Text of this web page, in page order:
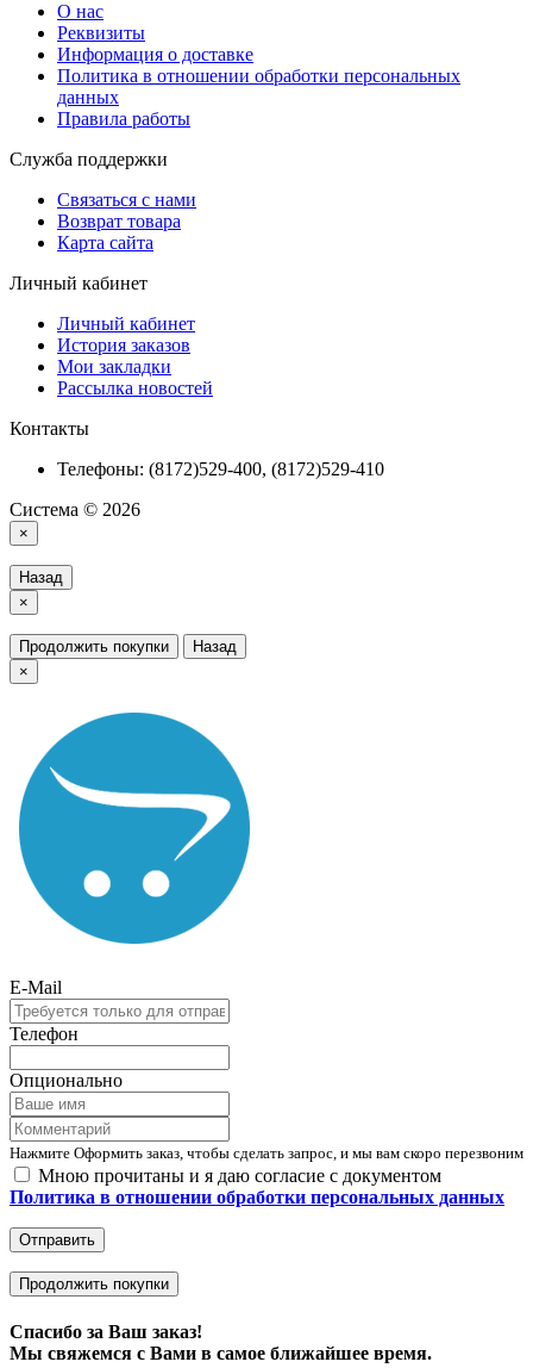
О нас
Реквизиты
Информация о доставке
Политика в отношении обработки персональных
данных
Правила работы
Служба поддержки
Связаться с нами
Возврат товара
Карта сайта
Личный кабинет
Личный кабинет
История заказов
Мои закладки
Рассылка новостей
Контакты
Телефоны: (8172)529-400, (8172)529-410
Система © 2026
×
Назад
×
Продолжить покупки
Назад
×
E-Mail
Телефон
Опционально
Нажмите Оформить заказ, чтобы сделать запрос, и мы вам скоро перезвоним
Мною прочитаны и я даю согласие с документом
Политика в отношении обработки персональных данных
Отправить
Продолжить покупки
Спасибо за Ваш заказ!
Мы свяжемся с Вами в самое ближайшее время.